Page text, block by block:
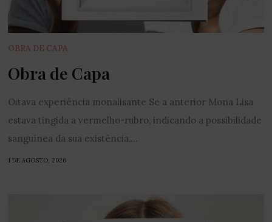
OBRA DE CAPA
Obra de Capa
Oitava experiência monalisante Se a anterior Mona Lisa
estava tingida a vermelho-rubro, indicando a possibilidade
sanguínea da sua existência,...
1 DE AGOSTO, 2026